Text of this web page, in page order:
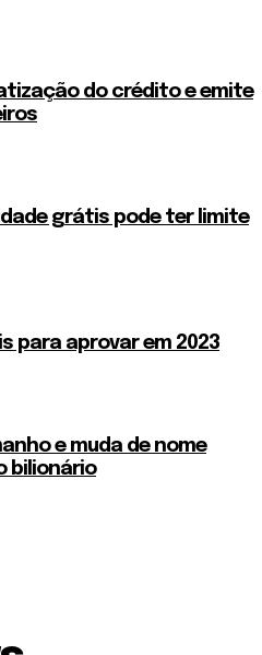
do crédito e emite
grátis pode ter limite
para aprovar em 2023
e muda de nome
bilionário